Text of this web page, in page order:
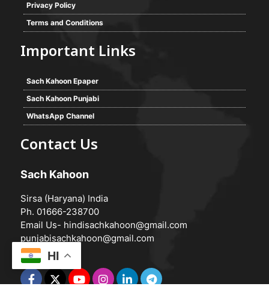
Privacy Policy
Terms and Conditions
Important Links
Sach Kahoon Epaper
Sach Kahoon Punjabi
WhatsApp Channel
Contact Us
Sach Kahoon
Sirsa (Haryana) India
Ph. 01666-238700
Email Us- hindisachkahoon@gmail.com
punjabisachkahoon@gmail.com
HI